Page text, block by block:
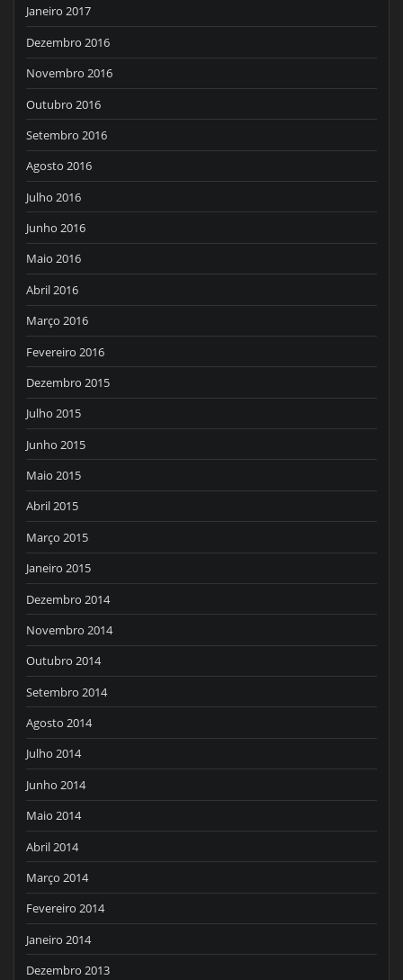
Janeiro 2017
Dezembro 2016
Novembro 2016
Outubro 2016
Setembro 2016
Agosto 2016
Julho 2016
Junho 2016
Maio 2016
Abril 2016
Março 2016
Fevereiro 2016
Dezembro 2015
Julho 2015
Junho 2015
Maio 2015
Abril 2015
Março 2015
Janeiro 2015
Dezembro 2014
Novembro 2014
Outubro 2014
Setembro 2014
Agosto 2014
Julho 2014
Junho 2014
Maio 2014
Abril 2014
Março 2014
Fevereiro 2014
Janeiro 2014
Dezembro 2013